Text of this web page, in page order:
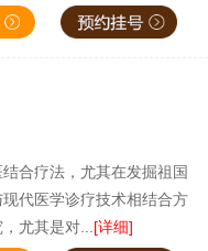
合疗法，尤其在发掘祖国
代医学诊疗技术相结合方
尤其是对...[详细]